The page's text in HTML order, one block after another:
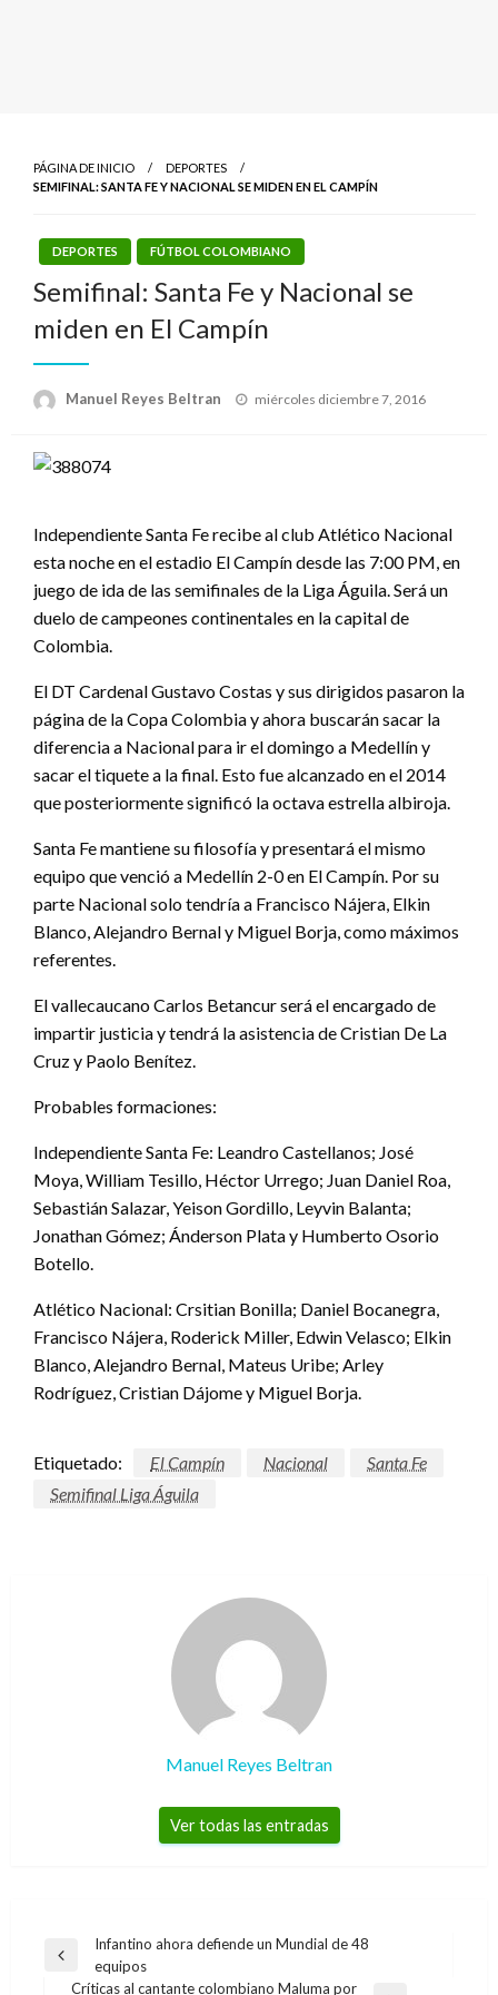
PÁGINA DE INICIO
DEPORTES
SEMIFINAL: SANTA FE Y NACIONAL SE MIDEN EN EL CAMPÍN
DEPORTES FÚTBOL COLOMBIANO
Semifinal: Santa Fe y Nacional se
miden en El Campín
Manuel Reyes Beltran
Publicado
miércoles diciembre 7, 2016
Independiente Santa Fe recibe al club Atlético Nacional
esta noche en el estadio El Campín desde las 7:00 PM, en
juego de ida de las semifinales de la Liga Águila. Será un
duelo de campeones continentales en la capital de
Colombia.
El DT Cardenal Gustavo Costas y sus dirigidos pasaron la
página de la Copa Colombia y ahora buscarán sacar la
diferencia a Nacional para ir el domingo a Medellín y
sacar el tiquete a la final. Esto fue alcanzado en el 2014
que posteriormente significó la octava estrella albiroja.
Santa Fe mantiene su filosofía y presentará el mismo
equipo que venció a Medellín 2-0 en El Campín. Por su
parte Nacional solo tendría a Francisco Nájera, Elkin
Blanco, Alejandro Bernal y Miguel Borja, como máximos
referentes.
El vallecaucano Carlos Betancur será el encargado de
impartir justicia y tendrá la asistencia de Cristian De La
Cruz y Paolo Benítez.
Probables formaciones:
Independiente Santa Fe: Leandro Castellanos; José
Moya, William Tesillo, Héctor Urrego; Juan Daniel Roa,
Sebastián Salazar, Yeison Gordillo, Leyvin Balanta;
Jonathan Gómez; Ánderson Plata y Humberto Osorio
Botello.
Atlético Nacional: Crsitian Bonilla; Daniel Bocanegra,
Francisco Nájera, Roderick Miller, Edwin Velasco; Elkin
Blanco, Alejandro Bernal, Mateus Uribe; Arley
Rodríguez, Cristian Dájome y Miguel Borja.
Etiquetado: El Campín Nacional
Santa Fe
Semifinal Liga Águila
Manuel Reyes Beltran
Ver todas las entradas
Navegación
Entrada
anterior
Infantino ahora defiende un Mundial de 48
equipos
Críticas al cantante colombiano Maluma por